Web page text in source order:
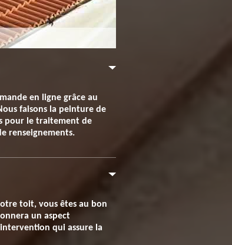
en ligne grâce au
faisons la peinture de
pour le traitement de
renseignements.
toit, vous êtes au bon
un aspect
qui assure la